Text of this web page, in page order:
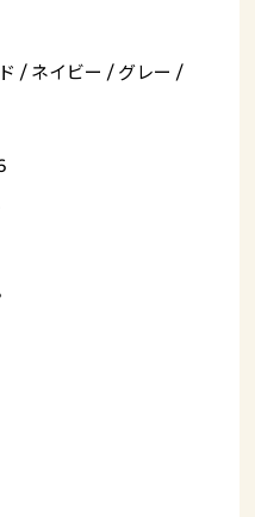
/ ネイビー / グレー /